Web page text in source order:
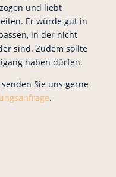
und liebt
Er würde gut in
in der nicht
sind. Zudem sollte
haben dürfen.
Sie uns gerne
.